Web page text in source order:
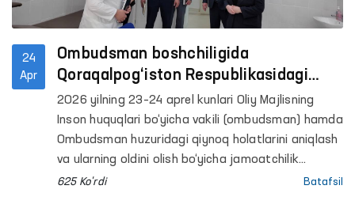
24
Apr
Ombudsman boshchiligida
Qoraqalpog‘iston Respublikasidagi
qator yopiq muassasalarga monitoring
tashriflari amalga oshirildi
2026 yilning 23–24 aprel kunlari Oliy Majlisning
Inson huquqlari bo‘yicha vakili (ombudsman) hamda
Ombudsman huzuridagi qiynoq holatlarini aniqlash
va ularning oldini olish bo‘yicha jamoatchilik
guruhlari tomonidan Qoraqalpog‘iston
625 Ko'rdi Batafsil